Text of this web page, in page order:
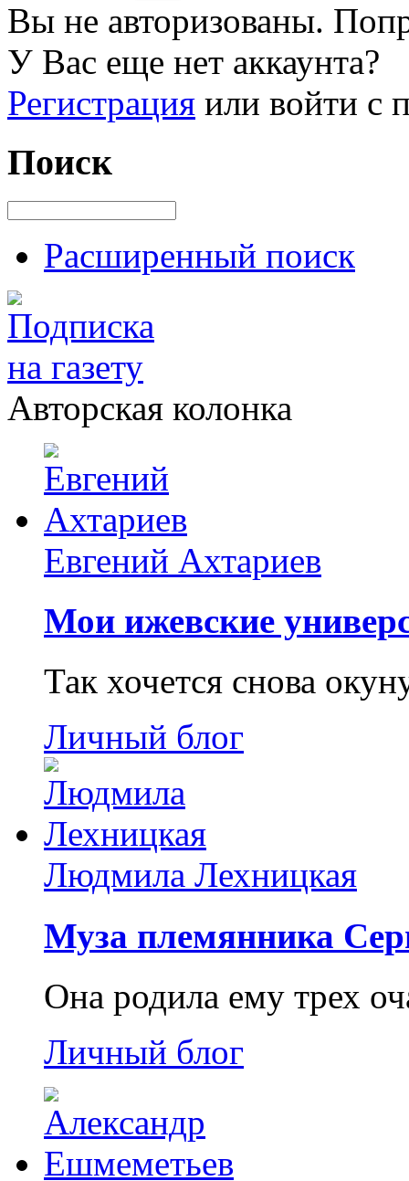
Вы не авторизованы.
У Вас еще нет аккаунта?
Регистрация или войти с
Поиск
Расширенный поиск
Авторская колонка
Евгений Ахтариев
Мои ижевские
Так хочется снова
Личный блог
Людмила Лехницкая
Муза племянника
Она родила ему трех
Личный блог